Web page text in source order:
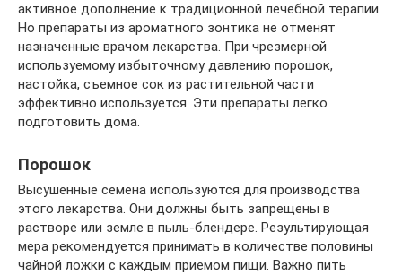
активное дополнение к традиционной лечебной терапии.
Но препараты из ароматного зонтика не отменят
назначенные врачом лекарства. При чрезмерной
используемому избыточному давлению порошок,
настойка, съемное сок из растительной части
эффективно используется. Эти препараты легко
подготовить дома.
Порошок
Высушенные семена используются для производства
этого лекарства. Они должны быть запрещены в
растворе или земле в пыль-блендере. Результирующая
мера рекомендуется принимать в количестве половины
чайной ложки с каждым приемом пищи. Важно пить